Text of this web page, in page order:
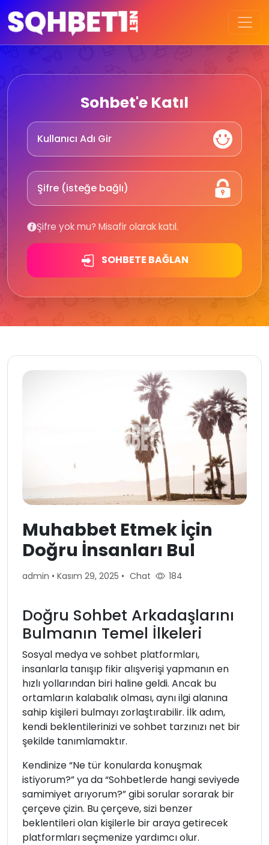
Sohbet'e Katıl
Şifre yok mu? Misafir olarak katıl.
SOHBETE BAĞLAN
Muhabbet Etmek İçin
Doğru İnsanları Bul
admin • Kasım 29, 2025 • Chat 184
Doğru Sohbet Arkadaşlarını
Bulmanın Temel İlkeleri
Sosyal medya ve sohbet platformları,
insanlarla tanışıp fikir alışverişi yapmanın en
hızlı yollarından biri haline geldi. Ancak bu
ortamların kalabalık olması, aynı ilgi alanına
sahip kişileri bulmayı zorlaştırabilir. İlk adım,
kendi beklentilerinizi ve sohbet tarzınızı net bir
şekilde tanımlamaktır.
Kendinize “Ne tür konularda konuşmak
istiyorum?” ya da “Sohbetlerde hangi seviyede
samimiyet arıyorum?” gibi sorular sorarak bir
çerçeve çizin. Bu çerçeve, sizi benzer
beklentileri olan kişilerle bir araya getirecek
platformları seçmenize yardımcı olur.